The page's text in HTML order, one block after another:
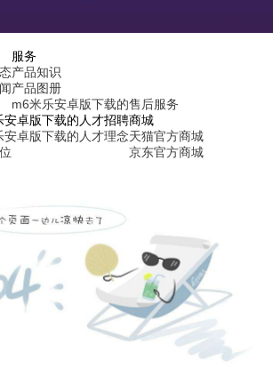
服务
产品知识
产品图册
m6米乐安卓版下载的售后服务
安卓版下载的人才招聘
安卓版下载的人才理念
商城
天猫官方商城
京东官方商城